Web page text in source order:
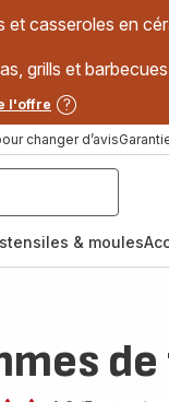
casseroles en
grills et
l'offre
changer d’avis
& moules